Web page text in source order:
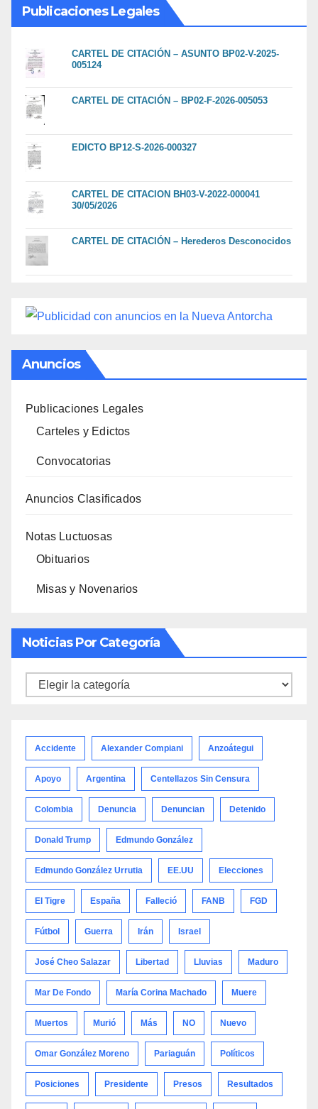
Publicaciones Legales
CARTEL DE CITACIÓN – ASUNTO BP02-V-2025-
005124
CARTEL DE CITACIÓN – BP02-F-2026-005053
EDICTO BP12-S-2026-000327
CARTEL DE CITACION BH03-V-2022-000041
30/05/2026
CARTEL DE CITACIÓN – Herederos Desconocidos
Anuncios
Publicaciones Legales
Carteles y Edictos
Convocatorias
Anuncios Clasificados
Notas Luctuosas
Obituarios
Misas y Novenarios
Noticias Por Categoría
Noticias
Accidente Alexander Compiani Anzoátegui
Apoyo Argentina Centellazos Sin Censura
Colombia Denuncia Denuncian Detenido
Donald Trump Edmundo González
Edmundo González Urrutia EE.UU Elecciones
El Tigre España Falleció FANB FGD
Fútbol Guerra Irán Israel
José Cheo Salazar Libertad Lluvias Maduro
Mar De Fondo María Corina Machado Muere
Muertos Murió Más NO Nuevo
Omar González Moreno Pariaguán Políticos
Posiciones Presidente Presos Resultados